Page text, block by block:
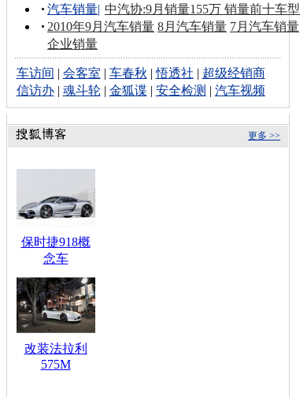
汽车销量| 中汽协:9月销量155万 销量前十车型
2010年9月汽车销量 8月汽车销量 7月汽车销量
企业销量
车访间 | 会客室 | 车春秋 |悟透社 | 超级经销商
信访办| 魂斗轮| 金狐谍 | 安全检测 | 汽车视频
更多 >>
保时捷918概
念车
改装法拉利
575M